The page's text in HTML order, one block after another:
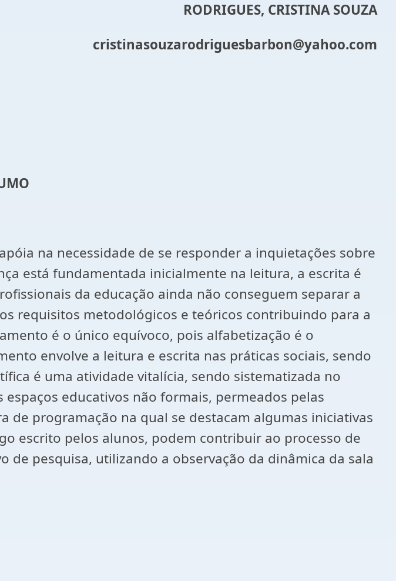
RODRIGUES, CRISTINA SOUZA
cristinasouzarodriguesbarbon@yahoo.com
na necessidade de se responder a inquietações sobre
está fundamentada inicialmente na leitura, a escrita é
da educação ainda não conseguem separar a
requisitos metodológicos e teóricos contribuindo para a
é o único equívoco, pois alfabetização é o
envolve a leitura e escrita nas práticas sociais, sendo
é uma atividade vitalícia, sendo sistematizada no
educativos não formais, permeados pelas
de programação na qual se destacam algumas iniciativas
escrito pelos alunos, podem contribuir ao processo de
pesquisa, utilizando a observação da dinâmica da sala